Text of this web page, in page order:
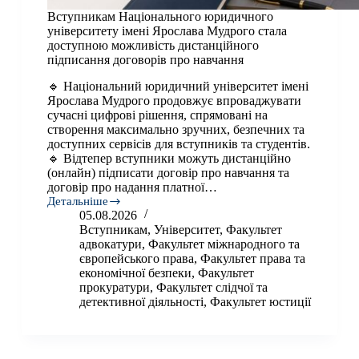
​​Вступникам Національного юридичного
університету імені Ярослава Мудрого⁠ стала
доступною можливість дистанційного
підписання договорів про навчання
🔹 Національний юридичний університет імені
Ярослава Мудрого⁠ продовжує впроваджувати
сучасні цифрові рішення, спрямовані на
створення максимально зручних, безпечних та
доступних сервісів для вступників та студентів.
🔹 Відтепер вступники можуть дистанційно
(онлайн) підписати договір про навчання та
договір про надання платної…
Детальніше
Вступникам
Національного
юридичного
університету
Ярослава
Мудрого⁠
05.08.2026
Вступникам, Університет, Факультет
адвокатури, Факультет міжнародного та
європейського права, Факультет права та
економічної безпеки, Факультет
прокуратури, Факультет слідчої та
детективної діяльності, Факультет юстиції